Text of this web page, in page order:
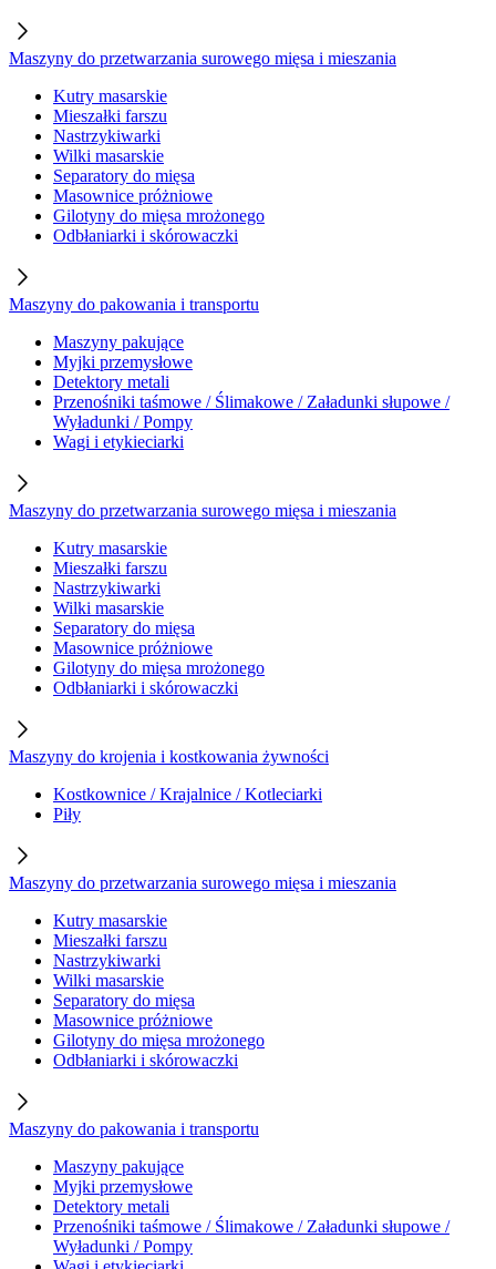
Maszyny do przetwarzania surowego mięsa i mieszania
Kutry masarskie
Mieszałki farszu
Nastrzykiwarki
Wilki masarskie
Separatory do mięsa
Masownice próżniowe
Gilotyny do mięsa mrożonego
Odbłaniarki i skórowaczki
Maszyny do pakowania i transportu
Maszyny pakujące
Myjki przemysłowe
Detektory metali
Przenośniki taśmowe / Ślimakowe / Załadunki słupowe /
Wyładunki / Pompy
Wagi i etykieciarki
Maszyny do przetwarzania surowego mięsa i mieszania
Kutry masarskie
Mieszałki farszu
Nastrzykiwarki
Wilki masarskie
Separatory do mięsa
Masownice próżniowe
Gilotyny do mięsa mrożonego
Odbłaniarki i skórowaczki
Maszyny do krojenia i kostkowania żywności
Kostkownice / Krajalnice / Kotleciarki
Piły
Maszyny do przetwarzania surowego mięsa i mieszania
Kutry masarskie
Mieszałki farszu
Nastrzykiwarki
Wilki masarskie
Separatory do mięsa
Masownice próżniowe
Gilotyny do mięsa mrożonego
Odbłaniarki i skórowaczki
Maszyny do pakowania i transportu
Maszyny pakujące
Myjki przemysłowe
Detektory metali
Przenośniki taśmowe / Ślimakowe / Załadunki słupowe /
Wyładunki / Pompy